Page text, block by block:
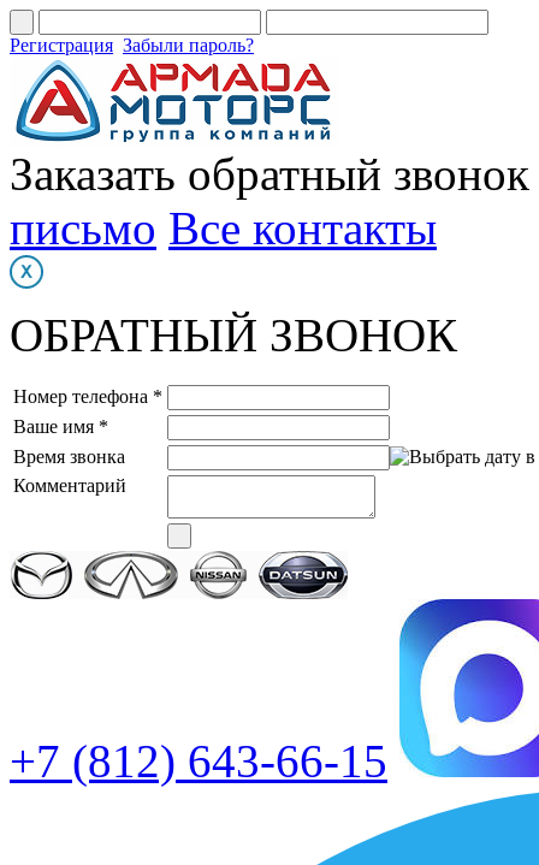
Регистрация Забыли пароль?
Заказать обратный звонок
письмо Все контакты
ОБРАТНЫЙ ЗВОНОК
Номер телефона *
Ваше имя *
Время звонка
Комментарий
+7 (812) 643-66-15